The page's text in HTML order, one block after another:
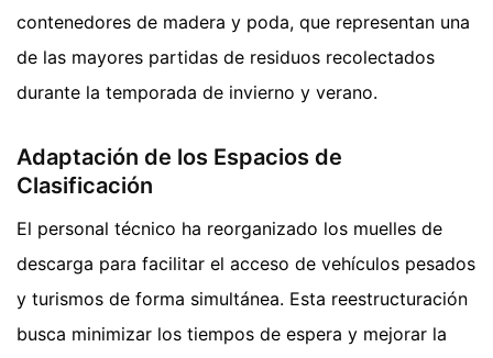
contenedores de madera y poda, que representan una
de las mayores partidas de residuos recolectados
durante la temporada de invierno y verano.
Adaptación de los Espacios de
Clasificación
El personal técnico ha reorganizado los muelles de
descarga para facilitar el acceso de vehículos pesados
y turismos de forma simultánea. Esta reestructuración
busca minimizar los tiempos de espera y mejorar la